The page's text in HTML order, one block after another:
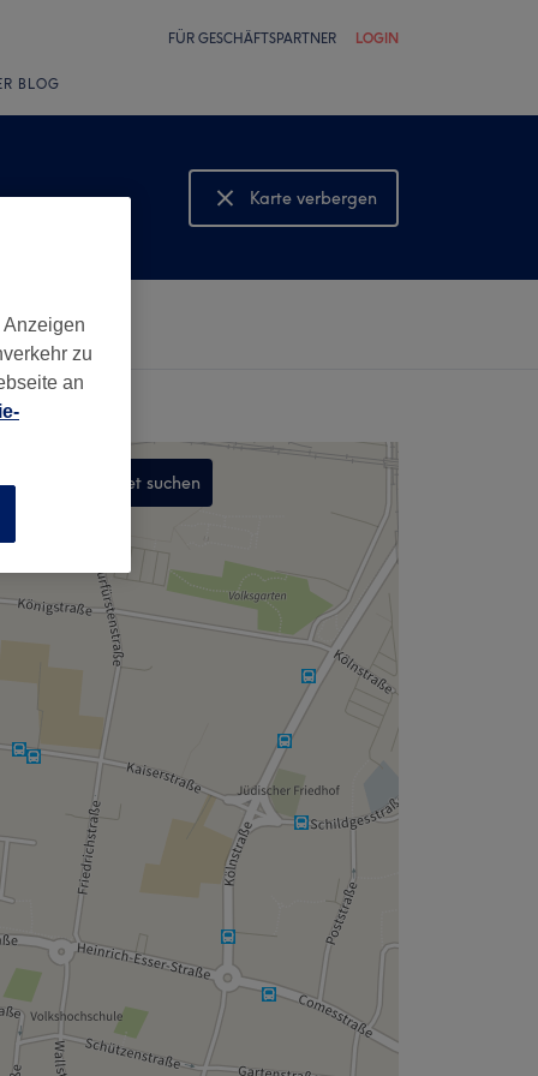
FÜR GESCHÄFTSPARTNER LOGIN
BLOG
Karte verbergen
Karte anzeigen
In diesem Gebiet suchen
zu
an